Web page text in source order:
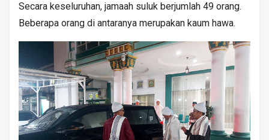
Secara keseluruhan, jamaah suluk berjumlah 49 orang.
Beberapa orang di antaranya merupakan kaum hawa.